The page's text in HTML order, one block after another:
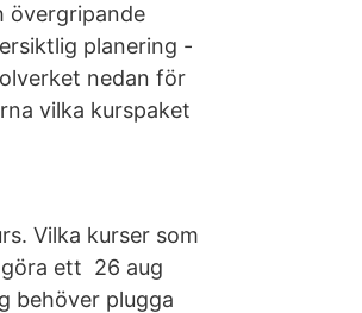
övergripande
planering -
nedan för
vilka kurspaket
Vilka kurser som
ett 26 aug
behöver plugga